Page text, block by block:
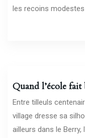
les recoins modestes
Quand l’école
Entre tilleuls
village dresse sa
ailleurs dans le